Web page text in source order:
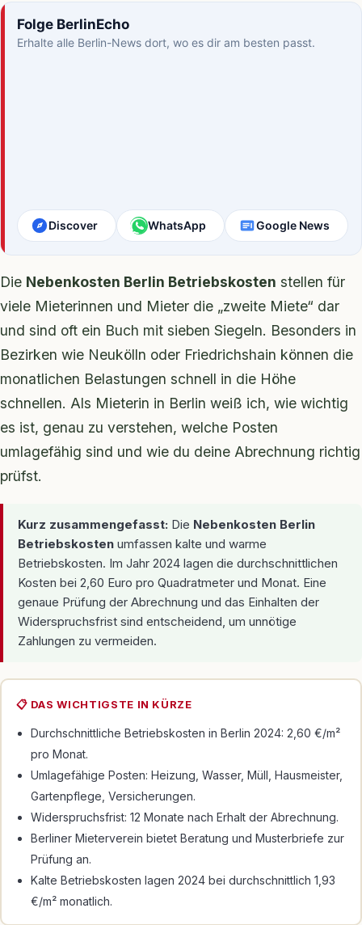
Folge BerlinEcho
Erhalte alle Berlin-News dort, wo es dir am besten passt.
Discover WhatsApp Google News
Die Nebenkosten Berlin Betriebskosten stellen für
viele Mieterinnen und Mieter die „zweite Miete“ dar
und sind oft ein Buch mit sieben Siegeln. Besonders in
Bezirken wie Neukölln oder Friedrichshain können die
monatlichen Belastungen schnell in die Höhe
schnellen. Als Mieterin in Berlin weiß ich, wie wichtig
es ist, genau zu verstehen, welche Posten
umlagefähig sind und wie du deine Abrechnung richtig
prüfst.
Kurz zusammengefasst: Die Nebenkosten Berlin
Betriebskosten umfassen kalte und warme
Betriebskosten. Im Jahr 2024 lagen die durchschnittlichen
Kosten bei 2,60 Euro pro Quadratmeter und Monat. Eine
genaue Prüfung der Abrechnung und das Einhalten der
Widerspruchsfrist sind entscheidend, um unnötige
Zahlungen zu vermeiden.
📋 DAS WICHTIGSTE IN KÜRZE
Durchschnittliche Betriebskosten in Berlin 2024: 2,60 €/m²
pro Monat.
Umlagefähige Posten: Heizung, Wasser, Müll, Hausmeister,
Gartenpflege, Versicherungen.
Widerspruchsfrist: 12 Monate nach Erhalt der Abrechnung.
Berliner Mieterverein bietet Beratung und Musterbriefe zur
Prüfung an.
Kalte Betriebskosten lagen 2024 bei durchschnittlich 1,93
€/m² monatlich.